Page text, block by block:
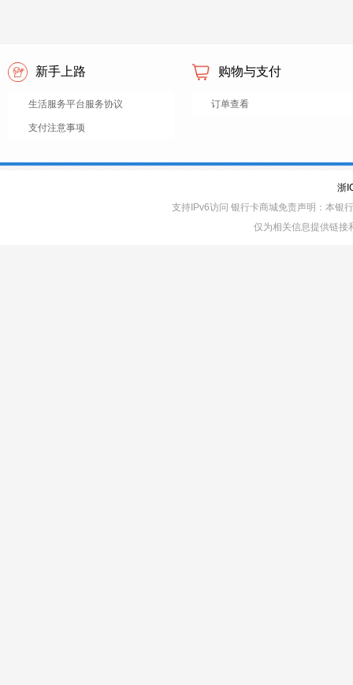
新手上路
生活服务平台服务协议
支付注意事项
购物与支付
订单查看
浙
支持IPv6访问 银行卡商城免责声明：本银
仅为相关信息提供链接